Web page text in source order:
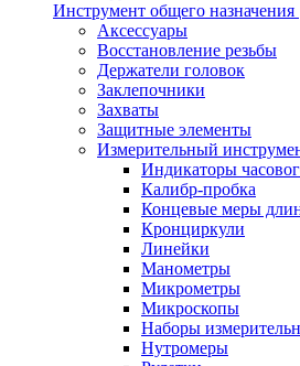
Инструмент общего назначения
Аксессуары
Восстановление резьбы
Держатели головок
Заклепочники
Захваты
Защитные элементы
Измерительный
Индикаторы
Калибр-пробка
Концевые меры
Кронциркули
Линейки
Манометры
Микрометры
Микроскопы
Наборы
Нутромеры